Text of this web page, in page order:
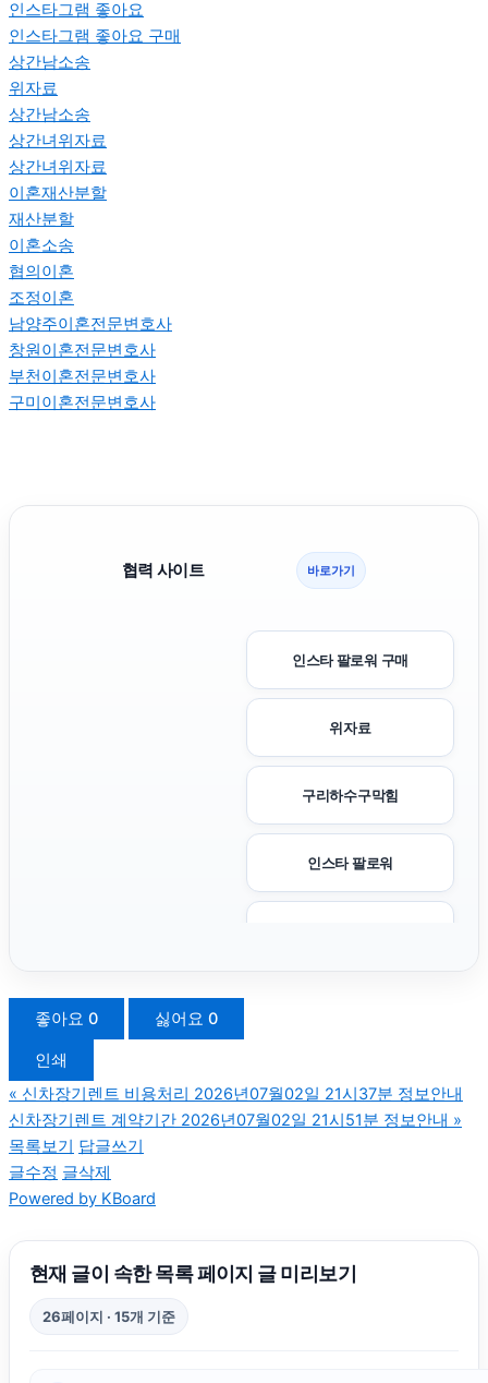
인스타그램 좋아요
인스타그램 좋아요 구매
상간남소송
위자료
상간남소송
상간녀위자료
상간녀위자료
이혼재산분할
재산분할
이혼소송
협의이혼
조정이혼
남양주이혼전문변호사
창원이혼전문변호사
부천이혼전문변호사
구미이혼전문변호사
협력 사이트 바로가기
인스타 팔로워 구매
위자료
구리하수구막힘
인스타 팔로워
용인이혼변호사
수원형사변호사
좋아요 0 싫어요 0
인쇄
« 신차장기렌트 비용처리 2026년07월02일 21시37분 정보안내
신차장기렌트 계약기간 2026년07월02일 21시51분 정보안내 »
목록보기 답글쓰기
글수정 글삭제
Powered by KBoard
현재 글이 속한 목록 페이지 글 미리보기
26페이지 · 15개 기준